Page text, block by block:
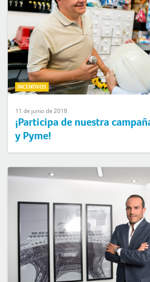
INCENTIVOS
11 de junio de 2018
¡Participa de nuestra
y Pyme!